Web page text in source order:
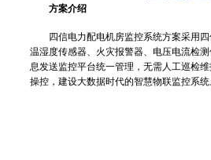
方案介绍
四信电力配电机房监控系统方案采用四
温湿度传感器、火灾报警器、电压电流检
息发送监控平台统一管理，无需人工巡检
操控，建设大数据时代的智慧物联监控系统